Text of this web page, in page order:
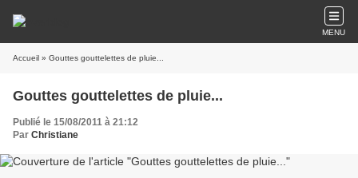
MENU
Accueil » Gouttes gouttelettes de pluie...
Gouttes gouttelettes de pluie...
Publié le 15/08/2011 à 21:12
Par Christiane